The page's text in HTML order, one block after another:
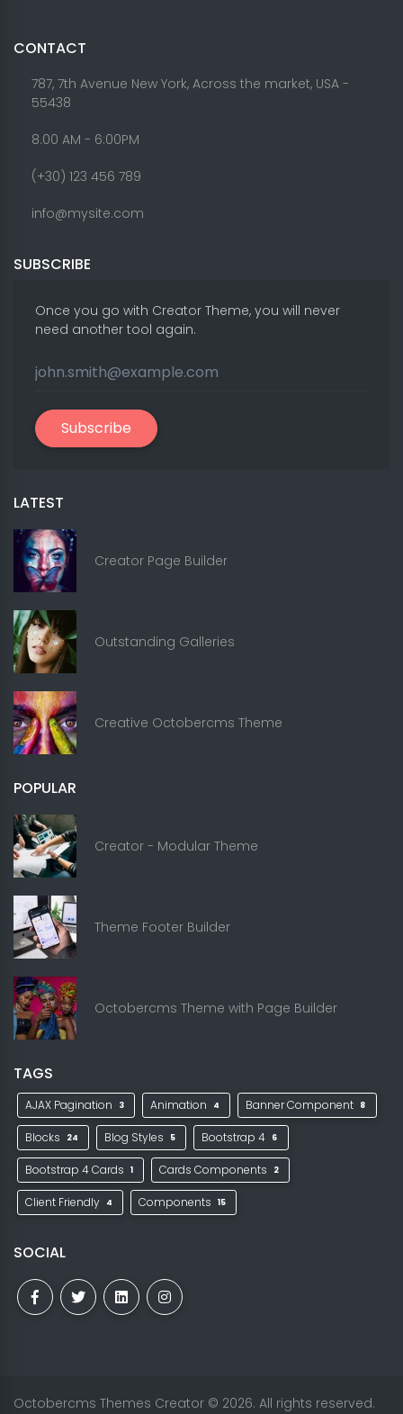
CONTACT
787, 7th Avenue New York, Across the market, USA -
55438
8.00 AM - 6:00PM
(+30) 123 456 789
info@mysite.com
SUBSCRIBE
Once you go with Creator Theme, you will never
need another tool again.
Subscribe
LATEST
Creator Page Builder
Outstanding Galleries
Creative Octobercms Theme
POPULAR
Creator - Modular Theme
Theme Footer Builder
Octobercms Theme with Page Builder
TAGS
AJAX Pagination 3 Animation 4 Banner Component 8
Blocks 24 Blog Styles 5 Bootstrap 4 6
Bootstrap 4 Cards 1 Cards Components 2
Client Friendly 4 Components 15
SOCIAL
Octobercms Themes Creator © 2026. All rights reserved.